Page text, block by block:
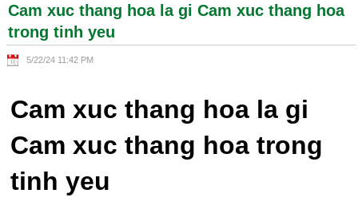
Cam xuc thang hoa la gi Cam xuc thang hoa
trong tinh yeu
5/22/24 11:42 PM
Cam xuc thang hoa la gi
Cam xuc thang hoa trong
tinh yeu